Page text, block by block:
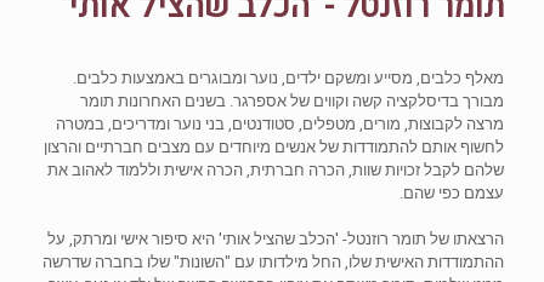
מאלף כלבים, מסייע ומשקם ילדים, נוער ומבוגרים באמצעות כלבים.
מבורך בדיסלקציה קשה וקווים של אספרגר. בשנים האחרונות תומר
מרצה לקבוצות, מורים, מטפלים, סטודנטים, בני נוער ומדריכים, במטרה
לחשוף אותם להתמודדות של אנשים מיוחדים עם מצבים חברתיים והרצון
שלהם לקבל זכויות שוות, הכרה חברתית, הכרה אישית וללמוד לאהוב את
עצמם כפי שהם.
הרצאתו של תומר רוזנטל- 'הכלב שהציל אותי' היא סיפור אישי ומרתק, על
ההתמודדות האישית שלו, החל מילדותו עם "השונות" שלו בחברה שדרשה